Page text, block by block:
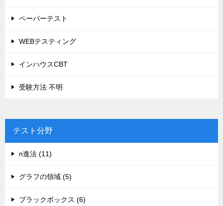
ペーパーテスト
WEBテスティング
インハウスCBT
受験方法 不明
テスト分野
n進法 (11)
グラフの領域 (5)
ブラックボックス (6)